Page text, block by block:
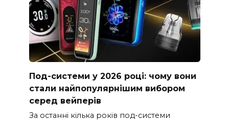
Под-системи у 2026 році: чому вони
стали найпопулярнішим вибором
серед вейперів
За останні кілька років под-системи